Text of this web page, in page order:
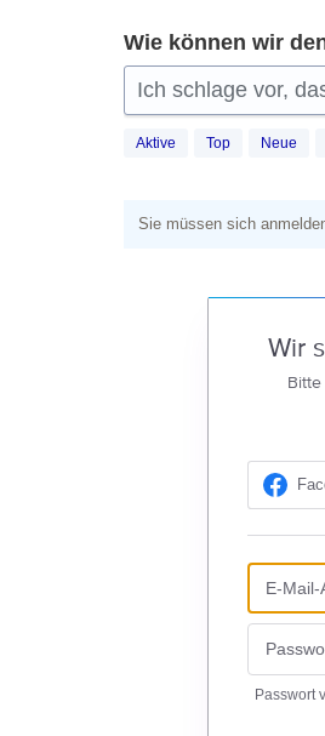
Wie können wir
Ich schlage vor,
Aktive Top Neue
Sie müssen sich
Wir
Passwort